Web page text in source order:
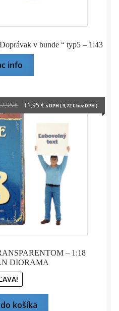
v bunde “ typ5 – 1:43
info
– 1:18
DIORAMA
€
Pôvodná
cena
bola:
17,95 €.
11,95 €Aktuálna
cena
je:
11,95 €.
s DPH (9,72€bez DPH )
košíka